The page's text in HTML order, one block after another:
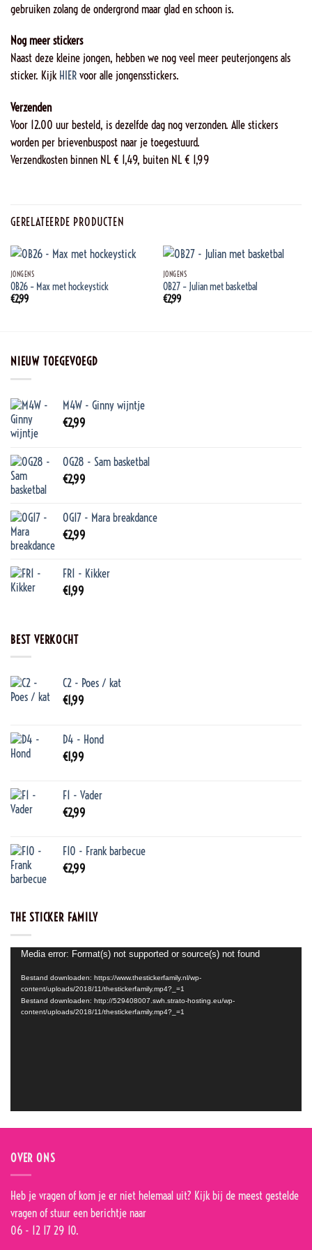
gebruiken zolang de ondergrond maar glad en schoon is.
Nog meer stickers
Naast deze kleine jongen, hebben we nog veel meer peuterjongens als
sticker. Kijk HIER voor alle jongensstickers.
Verzenden
Voor 12.00 uur besteld, is dezelfde dag nog verzonden. Alle stickers
worden per brievenbuspost naar je toegestuurd.
Verzendkosten binnen NL € 1,49, buiten NL € 1,99
GERELATEERDE PRODUCTEN
JONGENS
OB26 – Max met hockeystick
€2,99
JONGENS
OB27 – Julian met basketbal
€2,99
NIEUW TOEGEVOEGD
M4W - Ginny wijntje
€2,99
OG28 - Sam basketbal
€2,99
OG17 - Mara breakdance
€2,99
FR1 - Kikker
€1,99
BEST VERKOCHT
C2 - Poes / kat
€1,99
D4 - Hond
€1,99
F1 - Vader
€2,99
F10 - Frank barbecue
€2,99
THE STICKER FAMILY
Videospeler
Media error: Format(s) not supported or source(s) not found
Bestand downloaden: https://www.thestickerfamily.nl/wp-
content/uploads/2018/11/thestickerfamily.mp4?_=1
Bestand downloaden: http://529408007.swh.strato-hosting.eu/wp-
content/uploads/2018/11/thestickerfamily.mp4?_=1
OVER ONS
Heb je vragen of kom je er niet helemaal uit? Kijk bij de meest gestelde
vragen of stuur een berichtje naar
06 - 12 17 29 10.